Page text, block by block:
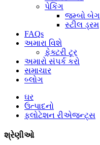
પેકિંગ
જમ્બો બેગ
સ્ટીલ ડ્રમ
FAQs
અમારા વિશે
ફેક્ટરી ટૂર
અમારો સંપર્ક કરો
સમાચાર
બ્લોગ
ઘર
ઉત્પાદનો
ફ્લોટેશન રીએજન્ટ્સ
શ્રેણીઓ